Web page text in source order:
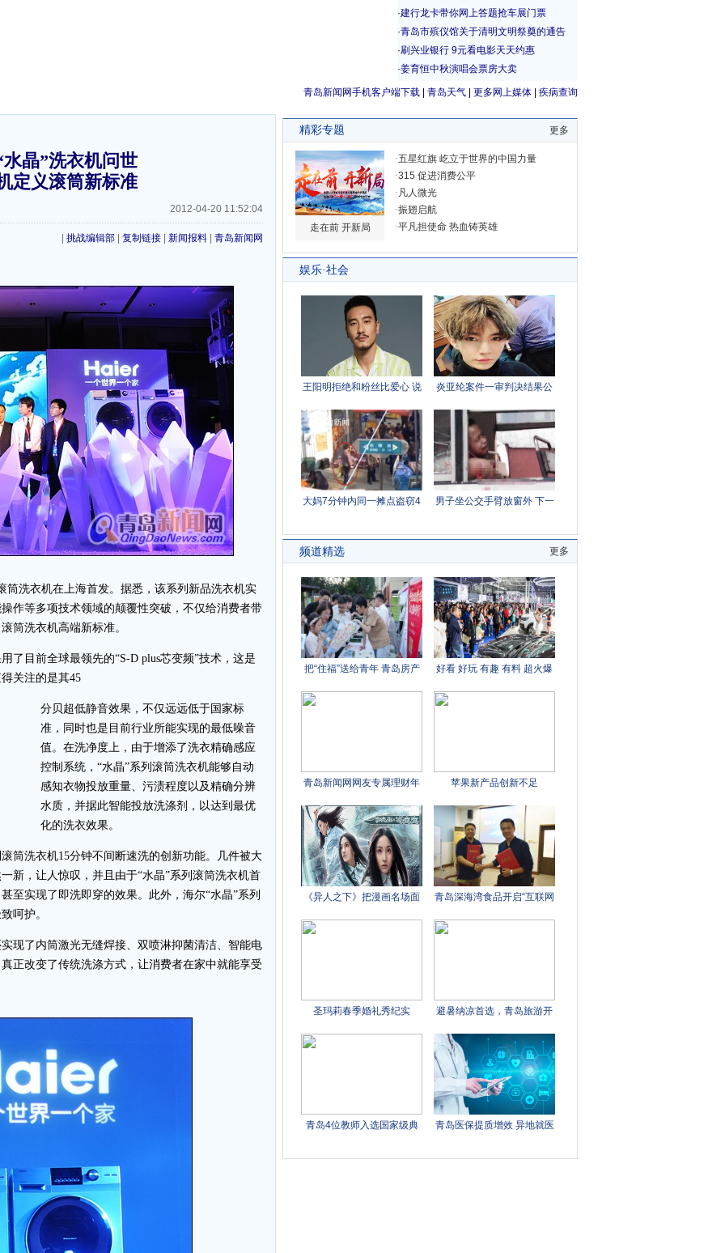
青岛新闻网手机客户端下载 青岛天气 更多网上媒体 疾病查询
晶”洗衣机问世
定义滚筒新标准
2012-04-20 11:52:04
挑战编辑部 复制链接 新闻报料 青岛新闻网
洗衣机在上海首发。据悉，该系列新品洗衣机实
作等多项技术领域的颠覆性突破，不仅给消费者带
筒洗衣机高端新标准。
目前全球最领先的“S-D plus芯变频”技术，这是
关注的是其45
分贝超低静音效果，不仅远远低于国家标
准，同时也是目前行业所能实现的最低噪音
值。在洗净度上，由于增添了洗衣精确感应
控制系统，“水晶”系列滚筒洗衣机能够自动
感知衣物投放重量、污渍程度以及精确分辨
水质，并据此智能投放洗涤剂，以达到最优
化的洗衣效果。
洗衣机15分钟不间断速洗的创新功能。几件被大
新，让人惊叹，并且由于“水晶”系列滚筒洗衣机首
至实现了即洗即穿的效果。此外，海尔“水晶”系列
呵护。
现了内筒激光无缝焊接、双喷淋抑菌清洁、智能电
正改变了传统洗涤方式，让消费者在家中就能享受